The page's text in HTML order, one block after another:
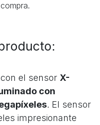
el sensor X-
con
. El sensor
impresionante